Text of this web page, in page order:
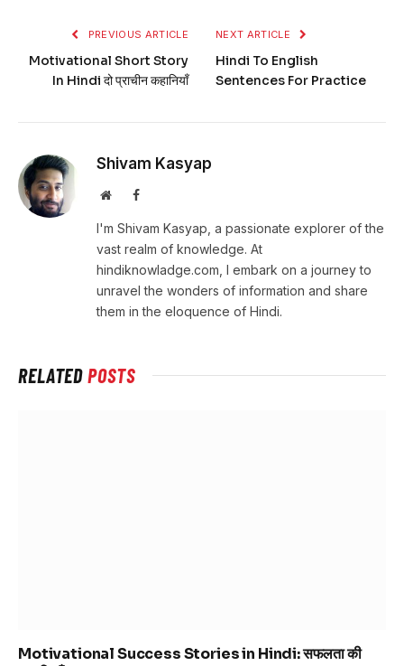
PREVIOUS ARTICLE
Motivational Short Story
In Hindi दो प्राचीन कहानियाँ
NEXT ARTICLE
Hindi To English
Sentences For Practice
Shivam Kasyap
WebsiteFacebook
I'm Shivam Kasyap, a passionate explorer of the
vast realm of knowledge. At
hindiknowladge.com, I embark on a journey to
unravel the wonders of information and share
them in the eloquence of Hindi.
RELATEDPOSTS
Motivational Success Stories in Hindi: सफलता की